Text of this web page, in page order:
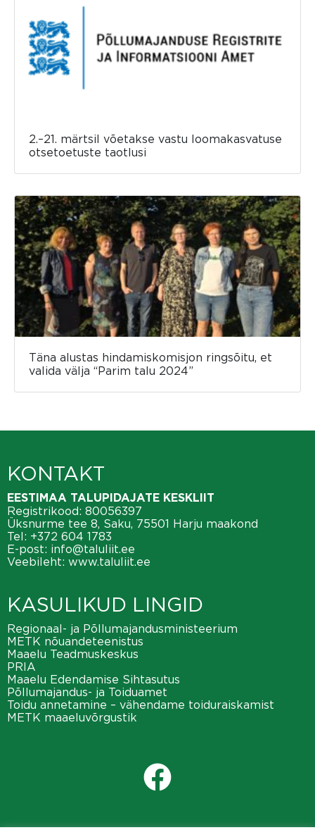
2.–21. märtsil võetakse vastu loomakasvatuse
otsetoetuste taotlusi
Täna alustas hindamiskomisjon ringsõitu, et
valida välja “Parim talu 2024”
KONTAKT
EESTIMAA TALUPIDAJATE KESKLIIT
Registrikood: 80056397
Üksnurme tee 8, Saku, 75501 Harju maakond
Tel: +372 604 1783
E-post: info@taluliit.ee
Veebileht: www.taluliit.ee
KASULIKUD LINGID
Regionaal- ja Põllumajandusministeerium
METK nõuandeteenistus
Maaelu Teadmuskeskus
PRIA
Maaelu Edendamise Sihtasutus
Põllumajandus- ja Toiduamet
Toidu annetamine – vähendame toiduraiskamist
METK maaeluvõrgustik